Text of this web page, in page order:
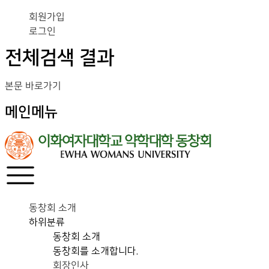
회원가입
로그인
전체검색 결과
본문 바로가기
메인메뉴
동창회 소개
하위분류
동창회 소개
동창회를 소개합니다.
회장인사